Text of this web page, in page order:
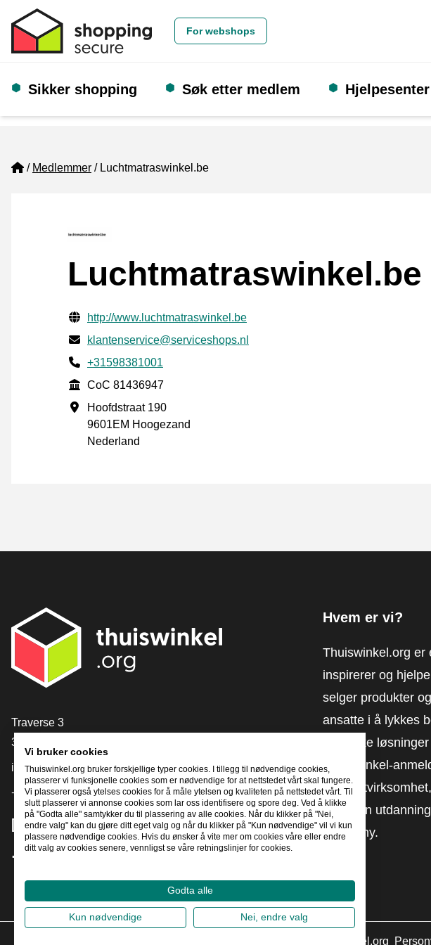
For webshops
Sikker shopping Søk etter medlem Hjelpesenter
Home
Medlemmer Luchtmatraswinkel.be
Luchtmatraswinkel.be
Verifisert kontaktinformasjon
Website URL
http://www.luchtmatraswinkel.be
E-post
klantenservice@serviceshops.nl
Phone number
+31598381001
CoC
CoC 81436947
Forretningsadresse
Hoofdstraat 190
9601EM Hoogezand
Nederland
[_General:Contact]
Traverse 3
3905 NL Veenendaal
info@thuiswinkel.org
+31 (0)318 64 85 75
[_General:SocialMediaTitle]
Hvem er vi?
Thuiswinkel.org er
inspirerer og
selger produkter
ansatte i å lykkes
praktiske
Thuiswinkel-
vår egen
Academy.
Thuiswinkel.org
Vi bruker cookies
Thuiswinkel.org bruker forskjellige typer cookies. I tillegg til nødvendige cookies,
plasserer vi funksjonelle cookies som er nødvendige for at nettstedet vårt skal fungere.
Vi plasserer også ytelses cookies for å måle ytelsen og kvaliteten på nettstedet vårt. Til
slutt plasserer vi annonse cookies som lar oss identifisere og spore deg. Ved å klikke
på "Godta alle" samtykker du til plassering av alle cookies. Når du klikker på "Nei,
endre valg" kan du gjøre ditt eget valg og når du klikker på "Kun nødvendige" vil vi kun
plassere nødvendige cookies. Hvis du ønsker å vite mer om cookies våre eller endre
ditt valg av cookies senere, vennligst se våre retningslinjer for cookies.
Godta alle
Kun nødvendige Nei, endre valg